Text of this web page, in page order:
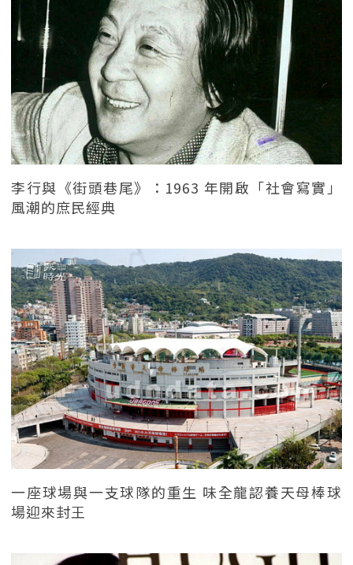
李行與《街頭巷尾》：1963 年開啟「社會寫實」
風潮的庶民經典
一座球場與一支球隊的重生 味全龍認養天母棒球
場迎來封王